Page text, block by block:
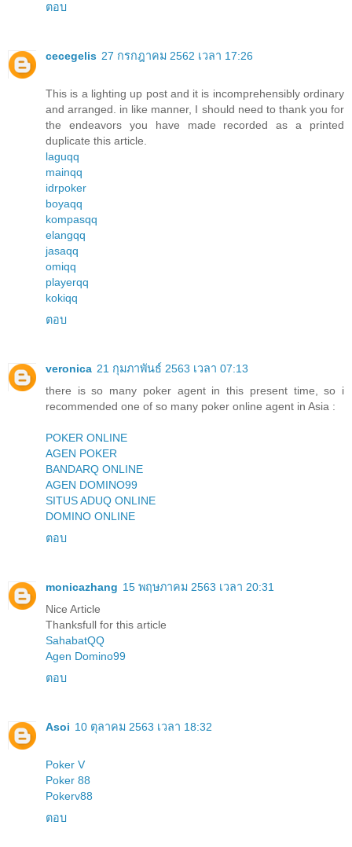
ตอบ
cecegelis 27 กรกฎาคม 2562 เวลา 17:26
This is a lighting up post and it is incomprehensibly ordinary
and arranged. in like manner, I should need to thank you for
the endeavors you have made recorded as a printed
duplicate this article.
laguqq
mainqq
idrpoker
boyaqq
kompasqq
elangqq
jasaqq
omiqq
playerqq
kokiqq
ตอบ
veronica 21 กุมภาพันธ์ 2563 เวลา 07:13
there is so many poker agent in this present time, so i
recommended one of so many poker online agent in Asia :
POKER ONLINE
AGEN POKER
BANDARQ ONLINE
AGEN DOMINO99
SITUS ADUQ ONLINE
DOMINO ONLINE
ตอบ
monicazhang 15 พฤษภาคม 2563 เวลา 20:31
Nice Article
Thanksfull for this article
SahabatQQ
Agen Domino99
ตอบ
Asoi 10 ตุลาคม 2563 เวลา 18:32
Poker V
Poker 88
Pokerv88
ตอบ